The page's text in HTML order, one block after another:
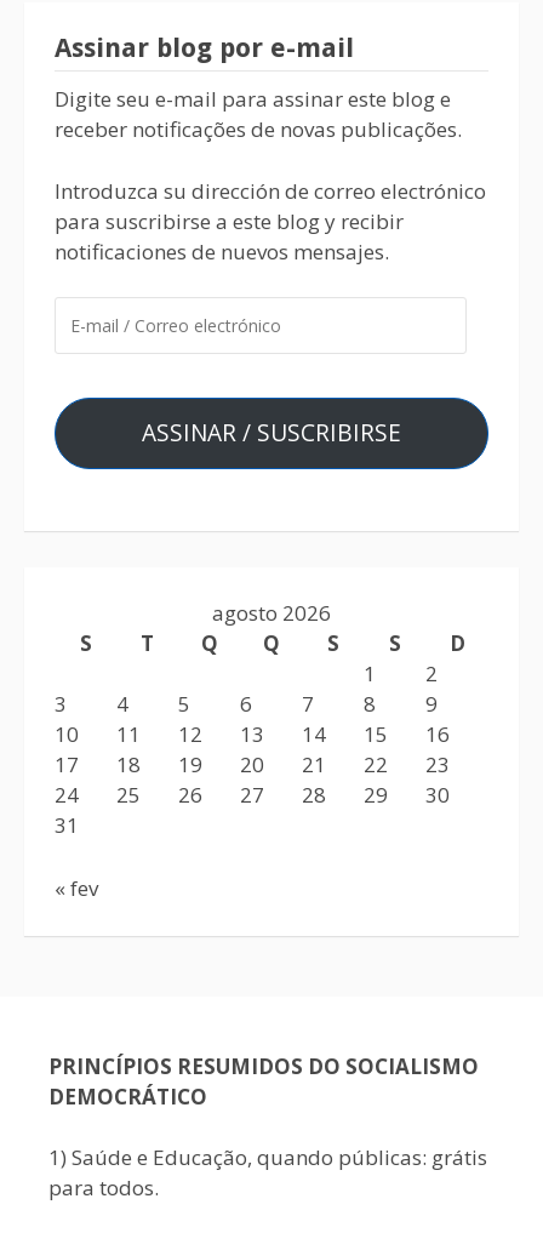
Assinar blog por e-mail
Digite seu e-mail para assinar este blog e
receber notificações de novas publicações.
Introduzca su dirección de correo electrónico
para suscribirse a este blog y recibir
notificaciones de nuevos mensajes.
ASSINAR / SUSCRIBIRSE
agosto 2026
S
T Q Q S S
D
1
2
3
4 5 6 7 8
9
10
11 12 13 14 15
16
17
18 19 20 21 22
23
24
25 26 27 28 29
30
31
« fev
PRINCÍPIOS RESUMIDOS DO SOCIALISMO
DEMOCRÁTICO
1) Saúde e Educação, quando públicas: grátis
para todos.